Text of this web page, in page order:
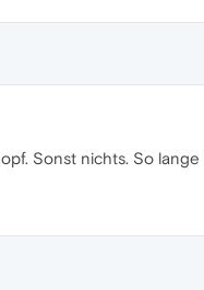
Sonst nichts. So